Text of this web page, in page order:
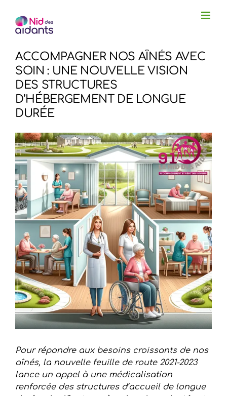
contenu
ACCOMPAGNER NOS AÎNÉS AVEC
SOIN : UNE NOUVELLE VISION
DES STRUCTURES
D’HÉBERGEMENT DE LONGUE
DURÉE
Voir
l'image
agrandie
Pour répondre aux besoins croissants de nos
aînés, la nouvelle feuille de route 2021-2023
lance un appel à une médicalisation
renforcée des structures d’accueil de longue